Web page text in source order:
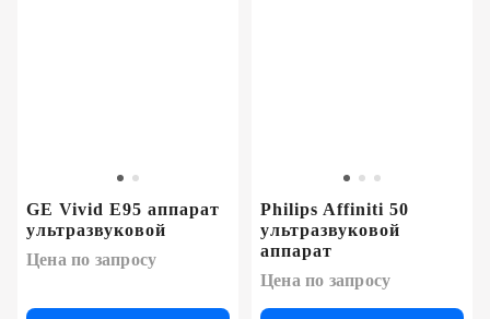
GE Vivid E95 аппарат
ультразвуковой
Цена по запросу
Philips Affiniti 50
ультразвуковой
аппарат
Цена по запросу